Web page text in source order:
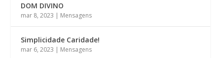
DOM DIVINO
mar 8, 2023 | Mensagens
Simplicidade Caridade!
mar 6, 2023 | Mensagens